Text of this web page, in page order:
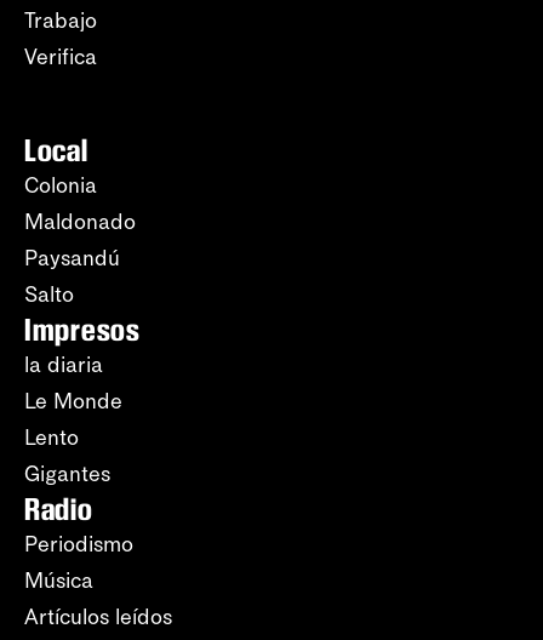
Trabajo
Verifica
Local
Colonia
Maldonado
Paysandú
Salto
Impresos
la diaria
Le Monde
Lento
Gigantes
Radio
Periodismo
Música
Artículos leídos